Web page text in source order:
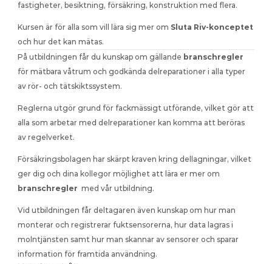
fastigheter, besiktning, försäkring, konstruktion med flera.
Kursen är för alla som vill lära sig mer om Sluta Riv-konceptet
och hur det kan mätas.
På utbildningen får du kunskap om gällande branschregler
för mätbara våtrum och godkända delreparationer i alla typer
av rör- och tätskiktssystem.
Reglerna utgör grund för fackmässigt utförande, vilket gör att
alla som arbetar med delreparationer kan komma att beröras
av regelverket.
Försäkringsbolagen har skärpt kraven kring dellagningar, vilket
branschregler
  med vår utbildning.
Vid utbildningen får deltagaren även kunskap om hur man
monterar och registrerar fuktsensorerna, hur data lagras i
molntjänsten samt hur man skannar av sensorer och sparar
information för framtida användning.